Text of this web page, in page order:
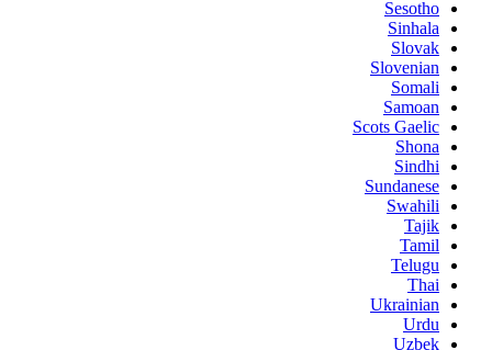
Sesotho
Sinhala
Slovak
Slovenian
Somali
Samoan
Scots Gaelic
Shona
Sindhi
Sundanese
Swahili
Tajik
Tamil
Telugu
Thai
Ukrainian
Urdu
Uzbek